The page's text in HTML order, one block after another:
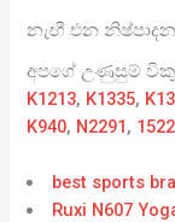
නැඟී එන නිෂ්පාදන
අපගේ උණුසුම්
K1213, K1335,
K940, N2291,
best sports
Ruxi N607